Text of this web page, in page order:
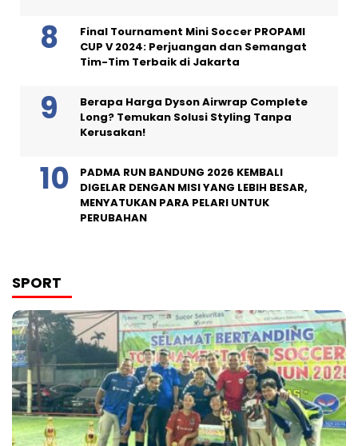
Final Tournament Mini Soccer PROPAMI
CUP V 2024: Perjuangan dan Semangat
Tim-Tim Terbaik di Jakarta
Berapa Harga Dyson Airwrap Complete
Long? Temukan Solusi Styling Tanpa
Kerusakan!
PADMA RUN BANDUNG 2026 KEMBALI
DIGELAR DENGAN MISI YANG LEBIH BESAR,
MENYATUKAN PARA PELARI UNTUK
PERUBAHAN
SPORT